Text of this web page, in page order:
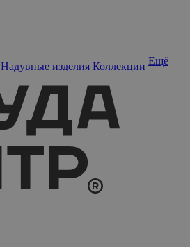
Надувные изделия Коллекции Ещё